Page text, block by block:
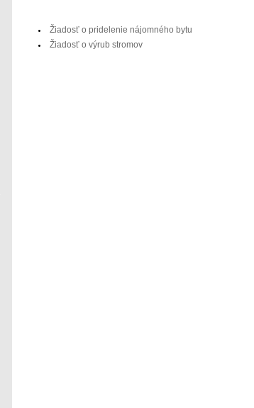
Žiadosť o pridelenie nájomného bytu
Žiadosť o výrub stromov